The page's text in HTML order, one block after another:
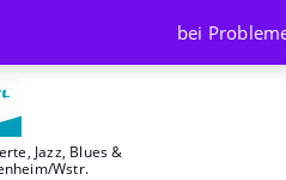
Jazz, Blues &
Wstr.
bei